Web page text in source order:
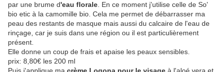
par une brume d'eau florale . En ce moment j'utilise celle de So'
bio etic à la camomille bio. Cela me permet de débarrasser ma
peau des restants de masque mais aussi du calcaire de l'eau de
rinçage, car je suis dans une région ou il est particulièrement
présent.
Elle donne un coup de frais et apaise les peaux sensibles.
prix: 8,80€ les 200 ml